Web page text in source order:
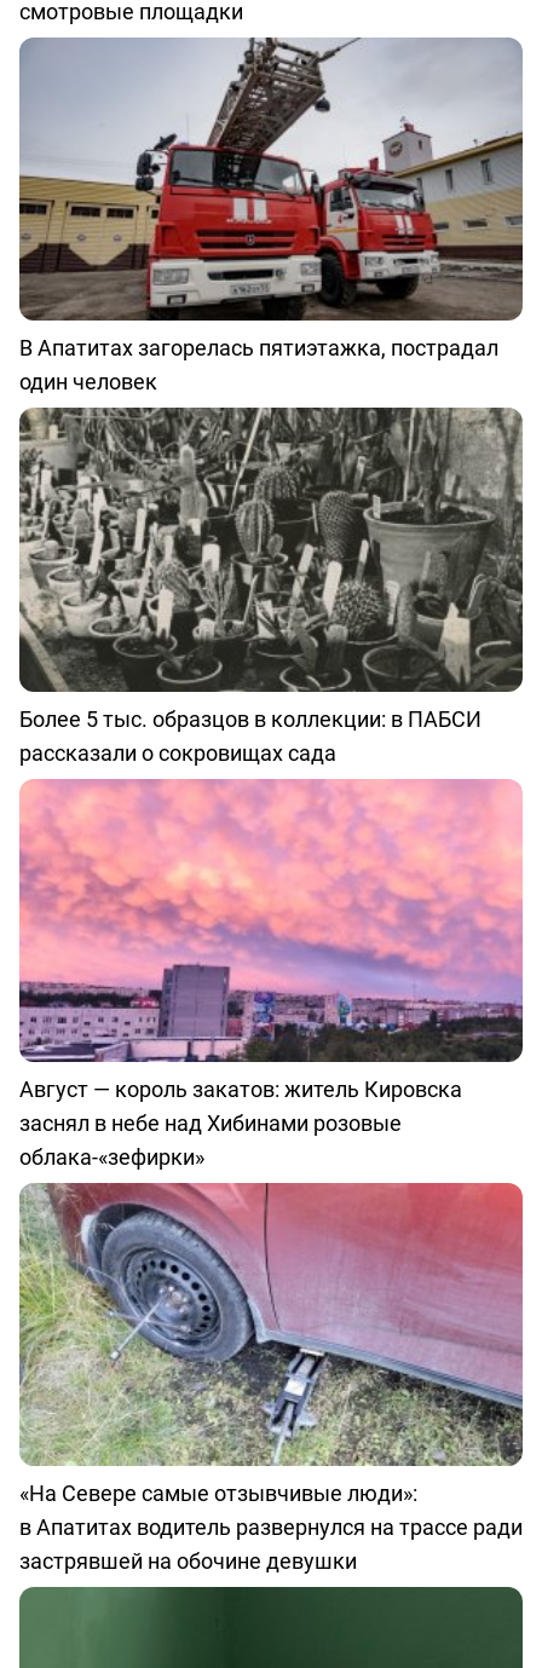
смотровые площадки
В Апатитах загорелась пятиэтажка, пострадал
один человек
Более 5 тыс. образцов в коллекции: в ПАБСИ
рассказали о сокровищах сада
Август — король закатов: житель Кировска
заснял в небе над Хибинами розовые
облака-«зефирки»
«На Севере самые отзывчивые люди»:
в Апатитах водитель развернулся на трассе ради
застрявшей на обочине девушки